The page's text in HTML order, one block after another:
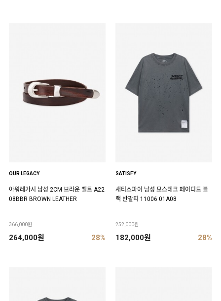
OUR LEGACY
아워레가시 남성 2CM 브라운 벨트 A22
08BBR BROWN LEATHER
366,000원
264,000원 28%
SATISFY
새티스파이 남성 모스테크 페이디드 블
랙 반팔티 11006 01A08
252,000원
182,000원 28%